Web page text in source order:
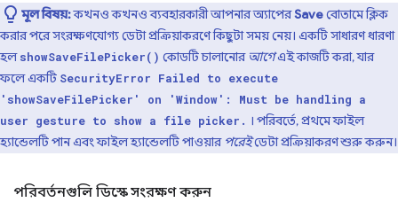
মূল বিষয়:কখনও কখনও ব্যবহারকারী আপনার অ্যাপেরSaveবোতামে ক্লিক
করার পরে সংরক্ষণযোগ্য ডেটা প্রক্রিয়াকরণে কিছুটা সময় নেয়। একটি সাধারণ ধারণা
হলshowSaveFilePicker() কোডটি চালানোর আগেএই কাজটি করা, যার
ফলে একটি SecurityError Failed to execute
'showSaveFilePicker' on 'Window': Must be handling a
user gesture to show a file picker. । পরিবর্তে, প্রথমে ফাইল
হ্যান্ডেলটি পান এবং ফাইল হ্যান্ডেলটি পাওয়ার পরেইডেটা প্রক্রিয়াকরণ শুরু করুন।
পরিবর্তনগুলি ডিস্কে সংরক্ষণ করুন